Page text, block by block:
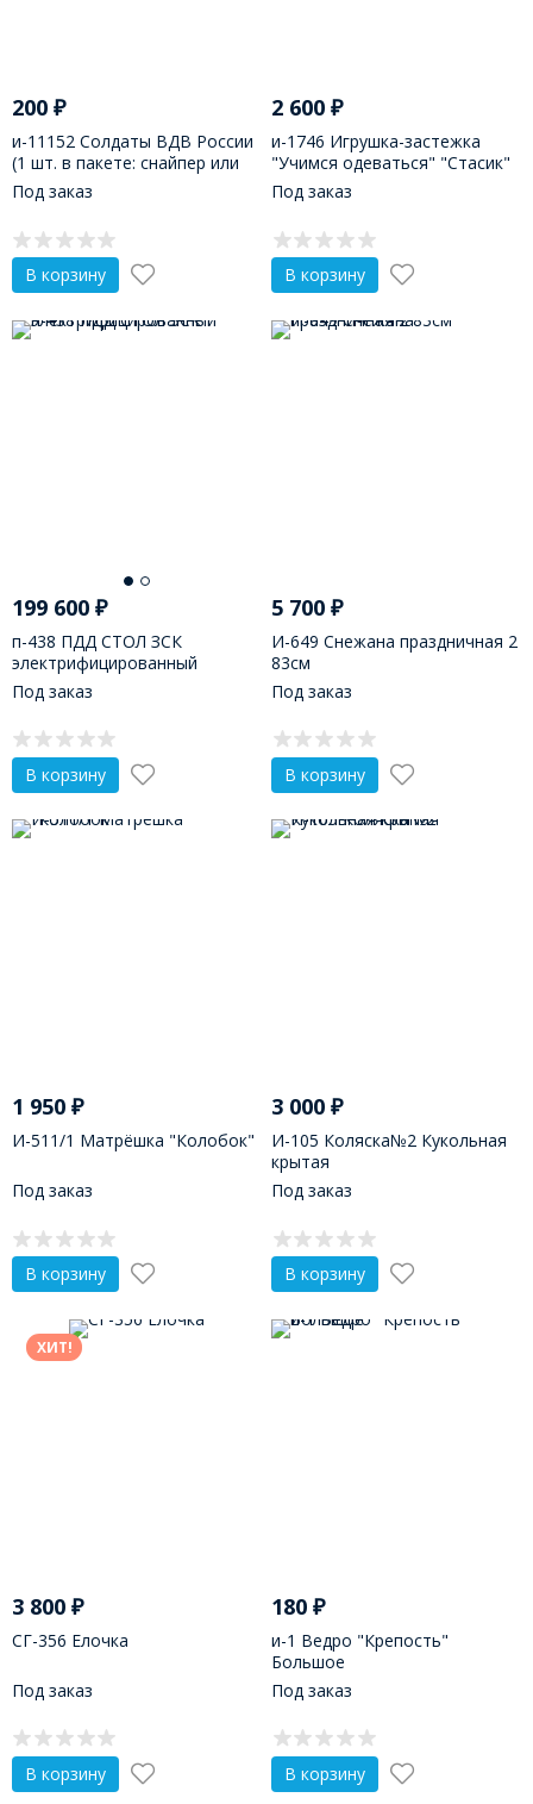
200 ₽
и-11152 Солдаты ВДВ России
(1 шт. в пакете: снайпер или
пулеметчик в ассорт.)
Под заказ
В корзину
2 600₽
и-1746 Игрушка-застежка
"Учимся одеваться" "Стасик"
Под заказ
В корзину
199 600 ₽
п-438 ПДД СТОЛ ЗСК
электрифицированный
Под заказ
В корзину
5 700₽
И-649 Снежана праздничная 2
83см
Под заказ
В корзину
1 950 ₽
И-511/1 Матрёшка "Колобок"
Под заказ
В корзину
3 000₽
И-105 Коляска№2 Кукольная
крытая
Под заказ
В корзину
ХИТ!
3 800 ₽
СГ-356 Елочка
Под заказ
В корзину
180₽
и-1 Ведро "Крепость"
Большое
Под заказ
В корзину